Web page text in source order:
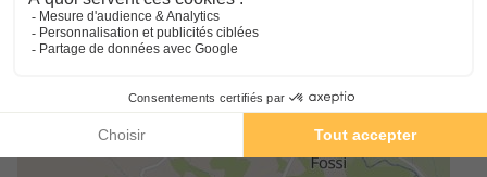
Que vous décidiez de faire vos courses à l'épicerie du camping
pour cuisiner dans votre hébergement ou que vous décidiez de
bar, plats à emporter qui se trouve sur place.